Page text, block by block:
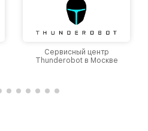
сроки
работ;
владельцев
устройств в сервис в
и бесплатно.
и обрели отличную
Сервисный центр
Thunderobot в Москве